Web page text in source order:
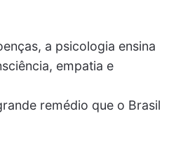
a psicologia ensina
empatia e
remédio que o Brasil